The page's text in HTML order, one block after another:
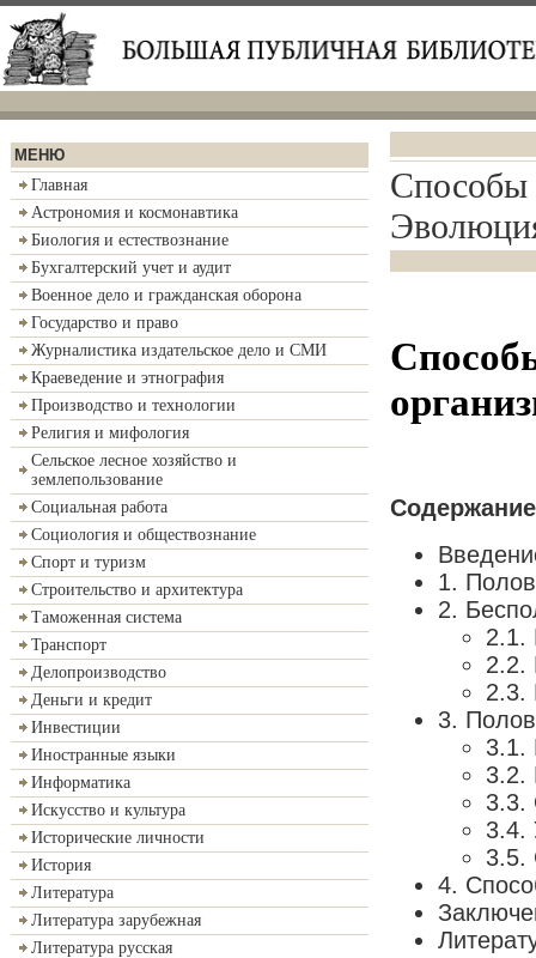
МЕНЮ
Главная
Астрономия и космонавтика
Биология и естествознание
Бухгалтерский учет и аудит
Военное дело и гражданская оборона
Государство и право
Журналистика издательское дело и СМИ
Краеведение и этнография
Производство и технологии
Религия и мифология
Сельское лесное хозяйство и
землепользование
Социальная работа
Социология и обществознание
Спорт и туризм
Строительство и архитектура
Таможенная система
Транспорт
Делопроизводство
Деньги и кредит
Инвестиции
Иностранные языки
Информатика
Искусство и культура
Исторические личности
История
Литература
Литература зарубежная
Литература русская
Способы
Содержание
1.
2.
2.1.
2.2.
2.3.
3.
3.1.
3.2.
3.3.
3.4.
3.5.
4.